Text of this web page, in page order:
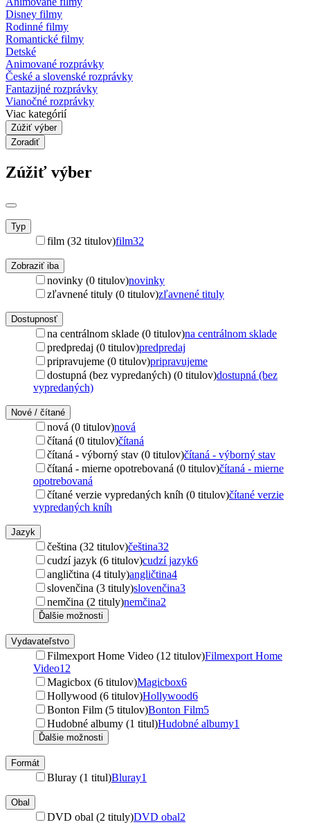
Disney filmy
Rodinné filmy
Romantické filmy
Detské
Animované rozprávky
České a slovenské rozprávky
Fantazijné rozprávky
Vianočné rozprávky
Viac kategórií
Zúžiť výber
Zoradiť
Zúžiť výber
Typ
film (32 titulov)film32
Zobraziť iba
novinky (0 titulov)novinky
zľavnené tituly (0 titulov)zľavnené tituly
Dostupnosť
na centrálnom sklade (0 titulov)na centrálnom sklade
predpredaj (0 titulov)predpredaj
pripravujeme (0 titulov)pripravujeme
dostupná (bez vypredaných) (0 titulov)dostupná (bez
vypredaných)
Nové / čítané
nová (0 titulov)nová
čítaná (0 titulov)čítaná
čítaná - výborný stav (0 titulov)čítaná - výborný stav
čítaná - mierne opotrebovaná (0 titulov)čítaná - mierne
opotrebovaná
čítané verzie vypredaných kníh (0 titulov)čítané verzie
vypredaných kníh
Jazyk
čeština (32 titulov)čeština32
cudzí jazyk (6 titulov)cudzí jazyk6
angličtina (4 tituly)angličtina4
slovenčina (3 tituly)slovenčina3
nemčina (2 tituly)nemčina2
Ďalšie možnosti
Vydavateľstvo
Filmexport Home Video (12 titulov)Filmexport Home
Video12
Magicbox (6 titulov)Magicbox6
Hollywood (6 titulov)Hollywood6
Bonton Film (5 titulov)Bonton Film5
Hudobné albumy (1 titul)Hudobné albumy1
Ďalšie možnosti
Formát
Bluray (1 titul)Bluray1
Obal
DVD obal (2 tituly)DVD obal2